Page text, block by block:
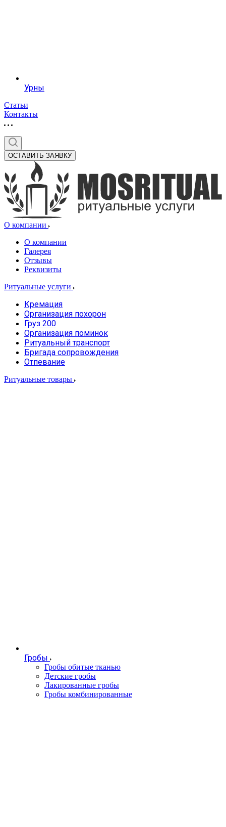
Урны
Статьи
Контакты
ОСТАВИТЬ ЗАЯВКУ
О компании
О компании
Галерея
Отзывы
Реквизиты
Ритуальные услуги
Кремация
Организация похорон
Груз 200
Организация поминок
Ритуальный транспорт
Бригада сопровождения
Отпевание
Ритуальные товары
Гробы
Гробы обитые тканью
Детские гробы
Лакированные гробы
Гробы комбинированные